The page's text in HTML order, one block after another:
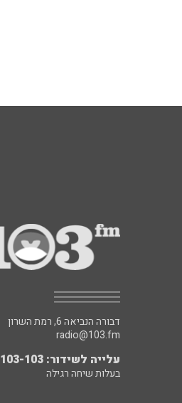
דבורה הנביאה 6, רמת השרון
radio@103.fm
עלייה לשידור: 0552-103-103
בעלות שיחה רגילה